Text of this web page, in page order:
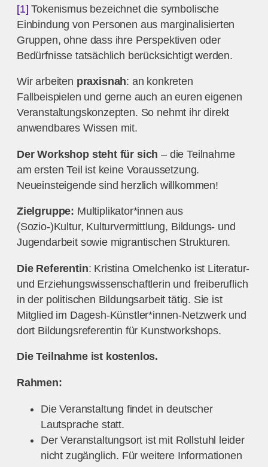
[1] Tokenismus bezeichnet die symbolische
Einbindung von Personen aus marginalisierten
Gruppen, ohne dass ihre Perspektiven oder
Bedürfnisse tatsächlich berücksichtigt werden.
Wir arbeiten praxisnah: an konkreten
Fallbeispielen und gerne auch an euren eigenen
Veranstaltungskonzepten. So nehmt ihr direkt
anwendbares Wissen mit.
Der Workshop steht für sich – die Teilnahme
am ersten Teil ist keine Voraussetzung.
Neueinsteigende sind herzlich willkommen!
Zielgruppe: Multiplikator*innen aus
(Sozio-)Kultur, Kulturvermittlung, Bildungs- und
Jugendarbeit sowie migrantischen Strukturen.
Die Referentin: Kristina Omelchenko ist Literatur-
und Erziehungswissenschaftlerin und freiberuflich
in der politischen Bildungsarbeit tätig. Sie ist
Mitglied im Dagesh-Künstler*innen-Netzwerk und
dort Bildungsreferentin für Kunstworkshops.
Die Teilnahme ist kostenlos.
Rahmen:
Die Veranstaltung findet in deutscher
Lautsprache statt.
Der Veranstaltungsort ist mit Rollstuhl leider
nicht zugänglich. Für weitere Informationen